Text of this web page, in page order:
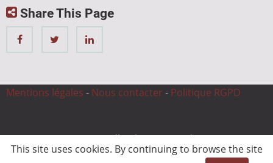
2024
Share This Page
Mentions légales - Nous contacter - Politique RGPD
© 2026 CnC Expertise, All rights reserved.
This site uses cookies. By continuing to browse the site